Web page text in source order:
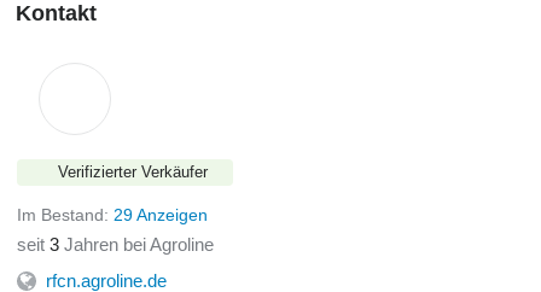
Kontakt
Verifizierter Verkäufer
Im Bestand: 29 Anzeigen
seit 3 Jahren bei Agroline
rfcn.agroline.de